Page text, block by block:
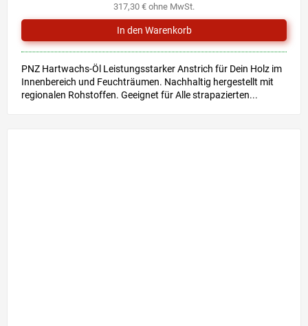
317,30 € ohne MwSt.
PNZ Hartwachs-Öl Leistungsstarker Anstrich für Dein Holz im
Innenbereich und Feuchträumen. Nachhaltig hergestellt mit
regionalen Rohstoffen. Geeignet für Alle strapazierten...